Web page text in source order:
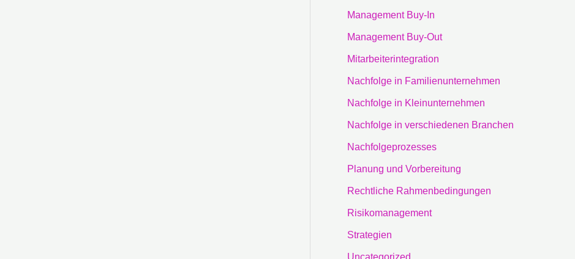
Management Buy-In
Management Buy-Out
Mitarbeiterintegration
Nachfolge in Familienunternehmen
Nachfolge in Kleinunternehmen
Nachfolge in verschiedenen Branchen
Nachfolgeprozesses
Planung und Vorbereitung
Rechtliche Rahmenbedingungen
Risikomanagement
Strategien